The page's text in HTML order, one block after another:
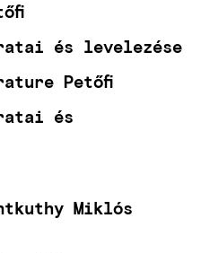
és levelezése
Petőfi
és
Miklós